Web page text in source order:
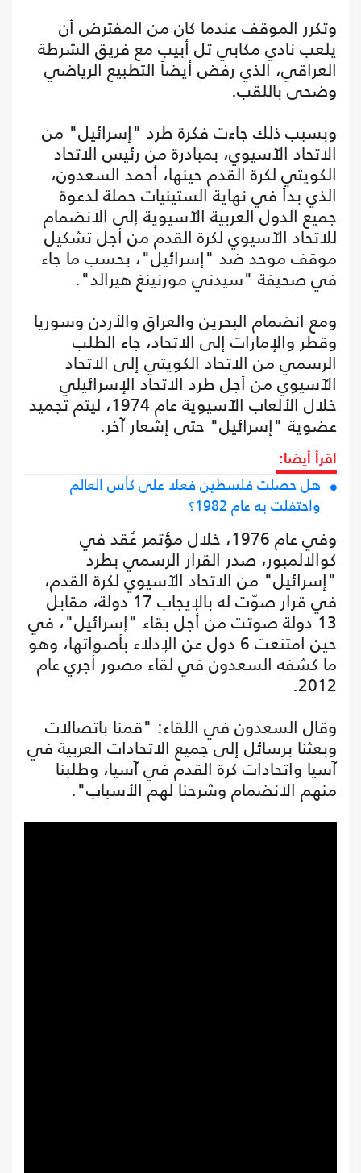
وتكرر الموقف عندما كان من المفترض أن
يلعب نادي مكابي تل أبيب مع فريق الشرطة
العراقي، الذي رفض أيضاً التطبيع الرياضي
وضحى باللقب.
وبسبب ذلك جاءت فكرة طرد "إسرائيل" من
الاتحاد الآسيوي، بمبادرة من رئيس الاتحاد
الكويتي لكرة القدم حينها، أحمد السعدون،
الذي بدأ في نهاية الستينيات حملة لدعوة
جميع الدول العربية الآسيوية إلى الانضمام
للاتحاد الآسيوي لكرة القدم من أجل تشكيل
موقف موحد ضد "إسرائيل"، بحسب ما جاء
في صحيفة "سيدني مورنينغ هيرالد".
ومع انضمام البحرين والعراق والأردن وسوريا
وقطر والإمارات إلى الاتحاد، جاء الطلب
الرسمي من الاتحاد الكويتي إلى الاتحاد
الآسيوي من أجل طرد الاتحاد الإسرائيلي
خلال الألعاب الآسيوية عام 1974، ليتم تجميد
عضوية "إسرائيل" حتى إشعار آخر.
اقرأ أيضا:
هل حصلت فلسطين فعلا على كأس العالم
واحتفلت به عام 1982؟
وفي عام 1976، خلال مؤتمر عُقد في
كوالالمبور، صدر القرار الرسمي بطرد
"إسرائيل" من الاتحاد الآسيوي لكرة القدم،
في قرار صوّت له بالإيجاب 17 دولة، مقابل
13 دولة صوتت من أجل بقاء "إسرائيل"، في
حين امتنعت 6 دول عن الإدلاء بأصواتها، وهو
ما كشفه السعدون في لقاء مصور أُجري عام
2012.
وقال السعدون في اللقاء: "قمنا باتصالات
وبعثنا برسائل إلى جميع الاتحادات العربية في
آسيا واتحادات كرة القدم في آسيا، وطلبنا
منهم الانضمام وشرحنا لهم الأسباب".